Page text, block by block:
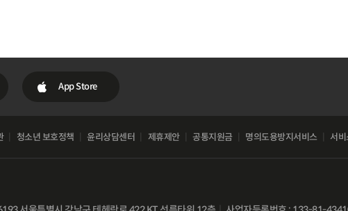
App Store
청소년 보호정책 윤리상담센터 제휴제안 공통지원금 명의도용방지서비스 서